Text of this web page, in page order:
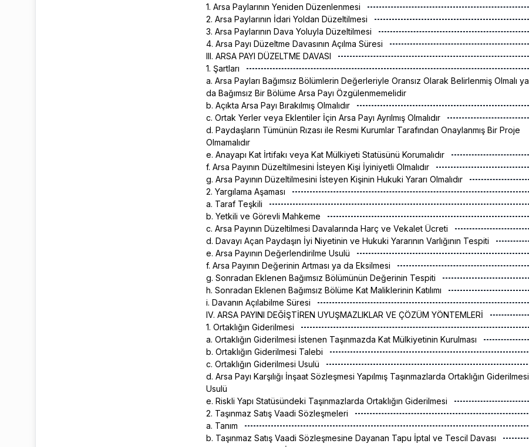
1. Arsa Paylarının Yeniden Düzenlenmesi
2. Arsa Paylarının İdari Yoldan Düzeltilmesi
3. Arsa Paylarının Dava Yoluyla Düzeltilmesi
4. Arsa Payı Düzeltme Davasının Açılma Süresi
III. ARSA PAYI DÜZELTME DAVASI
1. Şartları
a. Arsa Payları Bağımsız Bölümlerin Değerleriyle Oransız Olarak Belirlenmiş Olmalı ya
da Bağımsız Bir Bölüme Arsa Payı Özgülenmemelidir
b. Açıkta Arsa Payı Bırakılmış Olmalıdır
c. Ortak Yerler veya Eklentiler İçin Arsa Payı Ayrılmış Olmalıdır
d. Paydaşların Tümünün Rızası ile Resmi Kurumlar Tarafından Onaylanmış Bir Proje
Olmamalıdır
e. Anayapı Kat İrtifakı veya Kat Mülkiyeti Statüsünü Korumalıdır
f. Arsa Payının Düzeltilmesini İsteyen Kişi İyiniyetli Olmalıdır
g. Arsa Payının Düzeltilmesini İsteyen Kişinin Hukuki Yararı Olmalıdır
2. Yargılama Aşaması
a. Taraf Teşkili
b. Yetkili ve Görevli Mahkeme
c. Arsa Payının Düzeltilmesi Davalarında Harç ve Vekalet Ücreti
d. Davayı Açan Paydaşın İyi Niyetinin ve Hukuki Yararının Varlığının Tespiti
e. Arsa Payının Değerlendirilme Usulü
f. Arsa Payının Değerinin Artması ya da Eksilmesi
g. Sonradan Eklenen Bağımsız Bölümünün Değerinin Tespiti
h. Sonradan Eklenen Bağımsız Bölüme Kat Maliklerinin Katılımı
i. Davanın Açılabilme Süresi
IV. ARSA PAYINI DEĞİŞTİREN UYUŞMAZLIKLAR VE ÇÖZÜM YÖNTEMLERİ
1. Ortaklığın Giderilmesi
a. Ortaklığın Giderilmesi İstenen Taşınmazda Kat Mülkiyetinin Kurulması
b. Ortaklığın Giderilmesi Talebi
c. Ortaklığın Giderilmesi Usulü
d. Arsa Payı Karşılığı İnşaat Sözleşmesi Yapılmış Taşınmazlarda Ortaklığın Giderilmesi
Usulü
e. Riskli Yapı Statüsündeki Taşınmazlarda Ortaklığın Giderilmesi
2. Taşınmaz Satış Vaadi Sözleşmeleri
a. Tanım
b. Taşınmaz Satış Vaadi Sözleşmesine Dayanan Tapu İptal ve Tescil Davası